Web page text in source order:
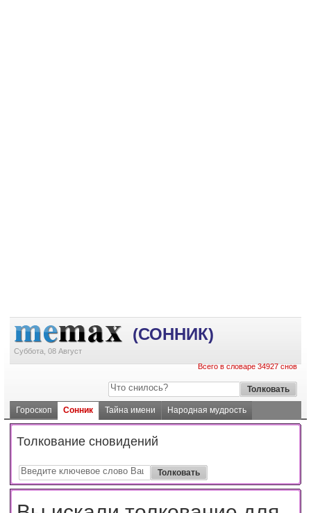
(СОННИК)
Суббота, 08 Август
Всего в словаре 34927 снов
Гороскоп Сонник Тайна имени Народная мудрость
Толкование сновидений